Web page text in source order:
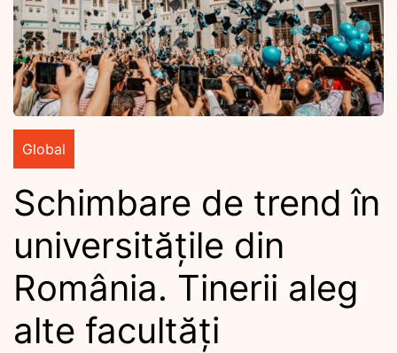
Global
Schimbare de trend în
universitățile din
România. Tinerii aleg
alte facultăți